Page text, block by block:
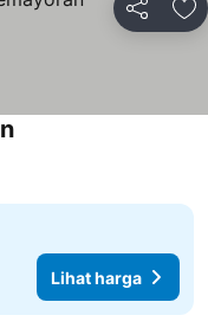
Bagikan
Lihat harga
Lihat harga